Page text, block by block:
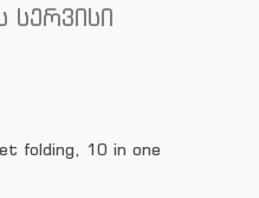
სერვისი
folding, 10 in one